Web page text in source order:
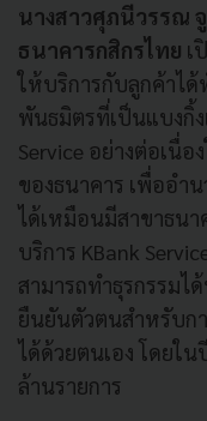
นางสาวศุภนีวรรณ
ธนาคารกสิกรไทย เ
ให้บริการกับลูกค้าไ
พันธมิตรที่เป็นแบงกิ้ง
Service อย่างต่อเนื่
ของธนาคาร เพื่ออำ
ได้เหมือนมีสาขาธน
บริการ KBank
สามารถทำธุรกรรม
ยืนยันตัวตนสำหรับก
ได้ด้วยตนเอง โดยใ
ล้านรายการ